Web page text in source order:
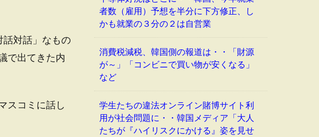
話対話」なもの
で出てきた内
スコミに話し
者数（雇用）予想を半分に下方修正、し
かも就業の３分の２は自営業
消費税減税、韓国側の報道は・・「財源
が～」「コンビニで買い物が安くなる」
など
学生たちの違法オンライン賭博サイト利
用が社会問題に・・韓国メディア「大人
たちが『ハイリスクにかける』姿を見せ